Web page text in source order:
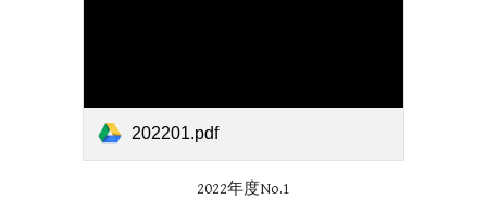
202201.pdf
2022年度No.1